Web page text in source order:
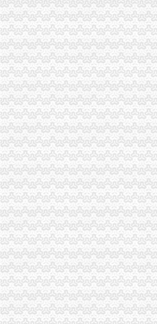
【税务经理/主管,南宏邦汽贸集团招聘
重庆注销分公司
涪陵分公司注销_重庆工商注册_重庆列
东方锆业和平分公司被批准注销-财经
太集团（）：拟注销控股子公司上海
重庆分公司注销
三星N719（宽带+手机）电信版手机_
中国公布8大新闻敲诈典型案件8名记
全许办文件--产品质量监督司